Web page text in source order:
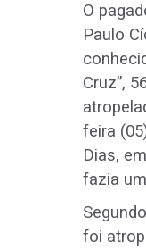
O
Paulo
Cruz”,
feira
Dias,
fazia
foi